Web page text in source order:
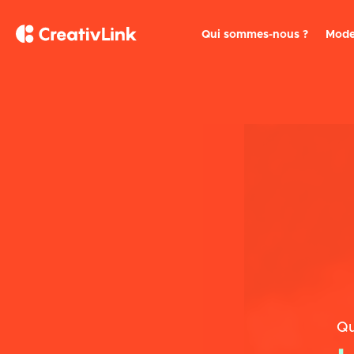
Qui sommes-nous ?